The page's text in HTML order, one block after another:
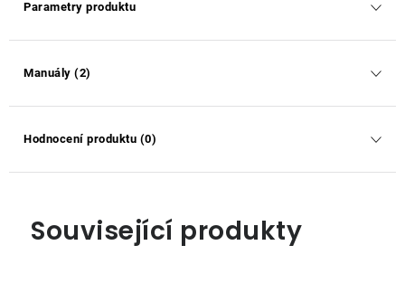
Parametry produktu
Manuály (2)
Hodnocení produktu (0)
Související produkty